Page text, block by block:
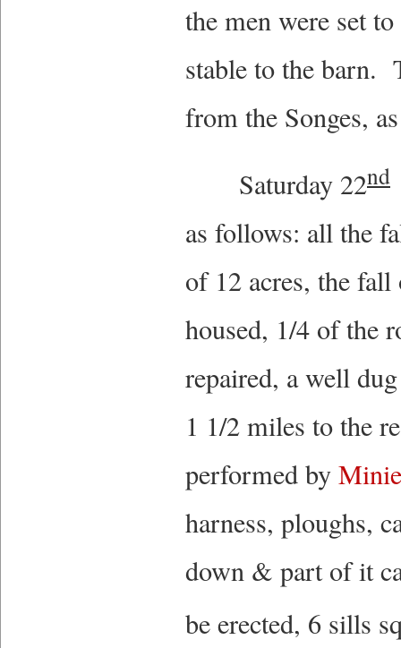
the men were set
stable to the barn.
from the Songes,
Saturday 22nd
as follows: all the
of 12 acres, the
housed, 1/4 of the
repaired, a well
1 1/2 miles to the
performed byMinie
harness, ploughs,
down & part of it
be erected, 6 sills